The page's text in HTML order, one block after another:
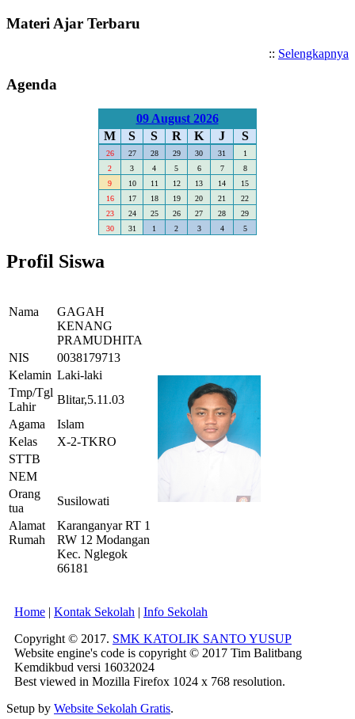
Materi Ajar Terbaru
:: Selengkapnya
Agenda
09 August 2026
M
S S R K J S
26 27 28 29 30 31
1
2
3 4 5 6 7
8
9
10 11 12 13 14
15
16
17 18 19 20 21
22
23
24 25 26 27 28
29
30
31 1 2 3 4 5
Profil Siswa
Nama
GAGAH
KENANG
PRAMUDHITA
NIS
0038179713
Kelamin Laki-laki
Tmp/Tgl
Lahir
Blitar,5.11.03
Agama
Islam
Kelas
X-2-TKRO
STTB
NEM
Orang
tua
Susilowati
Alamat
Rumah
Karanganyar RT 1
RW 12 Modangan
Kec. Nglegok
66181
Home | Kontak Sekolah | Info Sekolah
Copyright © 2017. SMK KATOLIK SANTO YUSUP
Website engine's code is copyright © 2017 Tim Balitbang
Kemdikbud versi 16032024
Best viewed in Mozilla Firefox 1024 x 768 resolution.
Setup by Website Sekolah Gratis.